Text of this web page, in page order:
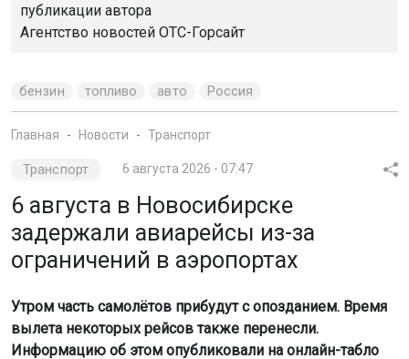
публикации автора
Агентство новостей ОТС-Горсайт
бензин топливо авто Россия
Главная Новости Транспорт
Транспорт 6 августа 2026 - 07:47
6 августа в Новосибирске
задержали авиарейсы из-за
ограничений в аэропортах
Утром часть самолётов прибудут с опозданием. Время
вылета некоторых рейсов также перенесли.
Информацию об этом опубликовали на онлайн-табло